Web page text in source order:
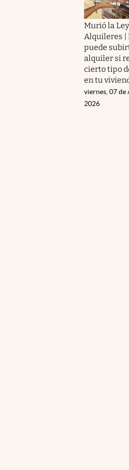
Murió la
Alquileres |
puede
alquiler si
cierto tipo
en tu
viernes, 07 de
2026